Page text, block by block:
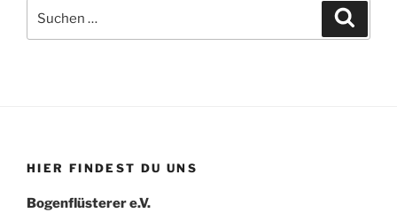
nach:
HIER FINDEST DU UNS
Bogenflüsterer e.V.